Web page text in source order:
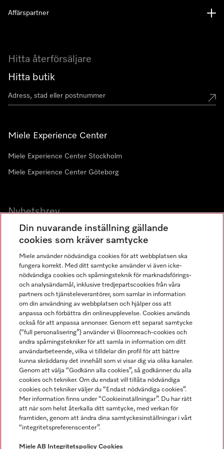
Hitta återförsäljare
Hitta butik
Miele Experience Center
Miele Experience Center Stockholm
Miele Experience Center Göteborg
Nyhetsbrev
Gå med i vår gemenskap
Affärspartner
Miele AB
Allmänna villkor
Användarvillkor
Miele tillgänglighetsförklaring
Lagen om digitala tjänster
Miele på LinkedIn
Miele på Facebook
Miele på Instagram
Miele på Youtube
Din nuvarande inställning gällande
cookies som kräver samtycke
Miele använder nödvändiga cookies för att webbplatsen ska
fungera korrekt. Med ditt samtycke använder vi även icke-
nödvändiga cookies och spårningsteknik för marknadsförings-
och analysändamål, inklusive tredjepartscookies från våra
partners och tjänsteleverantörer, som samlar in information
om din användning av webbplatsen och hjälper oss att
anpassa och förbättra din onlineupplevelse. Cookies används
också för att anpassa annonser. Genom ett separat samtycke
(“full personalisering”) använder vi Bloomreach-cookies och
andra spårningstekniker för att samla in information om ditt
användarbeteende, vilka vi tilldelar din profil för att bättre
kunna skräddarsy det innehåll som vi visar dig via olika kanaler.
Genom att välja “Godkänn alla cookies”, så godkänner du alla
cookies och tekniker. Om du endast vill tillåta nödvändiga
cookies och tekniker väljer du “Endast nödvändiga cookies”.
Mer information finns under “Cookieinställningar”. Du har rätt
att när som helst återkalla ditt samtycke, med verkan för
framtiden, genom att ändra dina samtyckesinställningar i vårt
“integritetspreferenscenter”.
Miele AB Integritetspolicy Cookies